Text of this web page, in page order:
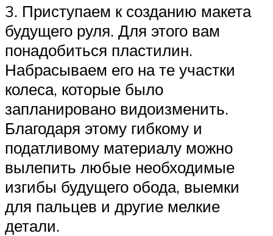
3. Приступаем к созданию макета
будущего руля. Для этого вам
понадобиться пластилин.
Набрасываем его на те участки
колеса, которые было
запланировано видоизменить.
Благодаря этому гибкому и
податливому материалу можно
вылепить любые необходимые
изгибы будущего обода, выемки
для пальцев и другие мелкие
детали.